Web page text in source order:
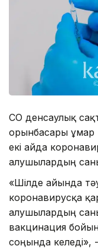
СҚО денсаулық
орынбасары
екі айда
алушылардың
«Шілде айында
коронавирусқа
алушылардың
вакцинация
соңында келеді»,